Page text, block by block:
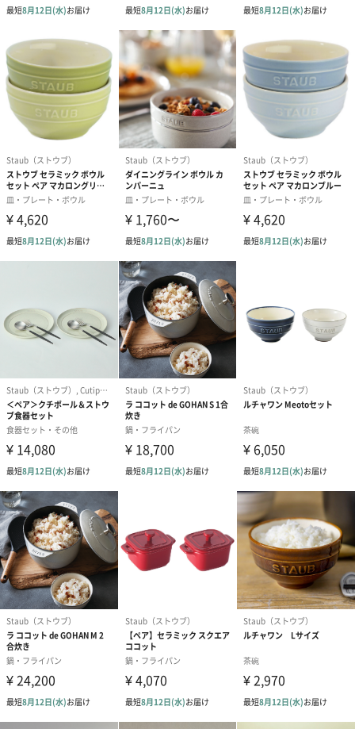
15cm、20cm、22cm、26cmの4サイズからお選びいただけま
す。
15cm：取り分け皿、ケーキ皿におすすめサイズ。
20cm：トーストやちょっとしたおかずの盛り付けに。
22cm：メインディッシュ・パスタの盛付けに。
26cm：ワンプレート用におすすめ。
「Staub（ストウブ）」
「Staub」のシンボルマークになっているコウノトリは、
「Staub」の生まれたフランス・アルザス地方の象徴の鳥とされ
デザインだけでなく実用性も兼ね備えたその製品は、フランスを
はじめヨーロッパの多くのレストランで使用され、その品質から
星付き有名レストランのシェフたちを魅了してきました。
その魅力は厨房を飛び出し、料理からスタイリングまで多くの分
野の人々をも魅了し続けています。
商品詳細情報
商品詳細
食洗機・電子レンジ使用可。直火・IHでの調理・オー
ブン調理は不可
中国製
本製品は手作りで仕上げているため、ロゴの見え方や
サイズ、重さにばらつきがございます、ご了承くださ
プレート15cm：重さ約240g
プレート20cm：重さ約410g
プレート22cm：重さ約510g
プレート26cm：重さ約810g
備考
※お選びいただく商品によって価格が異なります。
20cmの場合、+550円